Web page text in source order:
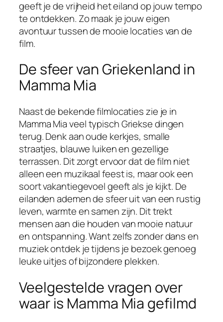
geeft je de vrijheid het eiland op jouw tempo
te ontdekken. Zo maak je jouw eigen
avontuur tussen de mooie locaties van de
film.
De sfeer van Griekenland in
Mamma Mia
Naast de bekende filmlocaties zie je in
Mamma Mia veel typisch Griekse dingen
terug. Denk aan oude kerkjes, smalle
straatjes, blauwe luiken en gezellige
terrassen. Dit zorgt ervoor dat de film niet
alleen een muzikaal feest is, maar ook een
soort vakantiegevoel geeft als je kijkt. De
eilanden ademen de sfeer uit van een rustig
leven, warmte en samen zijn. Dit trekt
mensen aan die houden van mooie natuur
en ontspanning. Want zelfs zonder dans en
muziek ontdek je tijdens je bezoek genoeg
leuke uitjes of bijzondere plekken.
Veelgestelde vragen over
waar is Mamma Mia gefilmd